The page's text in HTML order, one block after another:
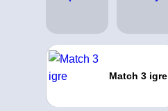
Match 3 igre